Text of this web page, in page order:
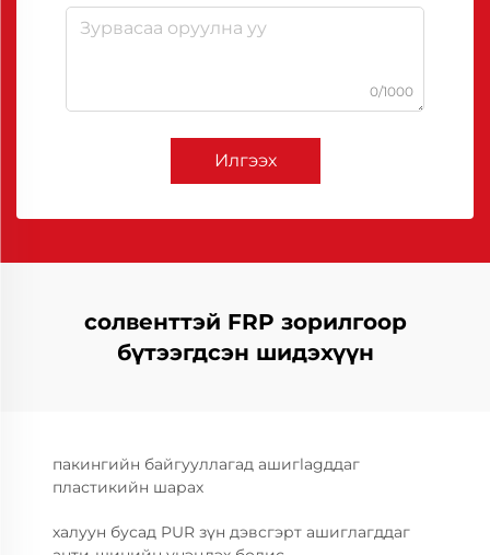
0/1000
Илгээх
солвенттэй FRP зорилгоор
бүтээгдсэн шидэхүүн
пакингийн байгууллагад ашигlagддаг
пластикийн шарах
халуун бусад PUR зүн дэвсгэрт ашиглагддаг